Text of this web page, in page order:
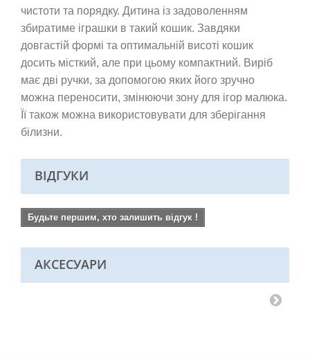
чистоти та порядку. Дитина із задоволенням
збиратиме іграшки в такий кошик. Завдяки
довгастій формі та оптимальній висоті кошик
досить місткий, але при цьому компактний. Виріб
має дві ручки, за допомогою яких його зручно
можна переносити, змінюючи зону для ігор малюка.
Її також можна використовувати для зберігання
білизни.
ВІДГУКИ
Будьте першим, хто залишить відгук !
АКСЕСУАРИ